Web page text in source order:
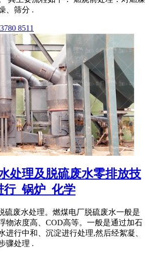
、筛分 .
8511
处理及脱硫废水零排放技
行_锅炉_化学
硫废水处理。燃煤电厂脱硫废水一般是
物浓度高、COD高等。一般是通过加石
进行中和、沉淀进行处理,然后经絮凝、
骤处理 .